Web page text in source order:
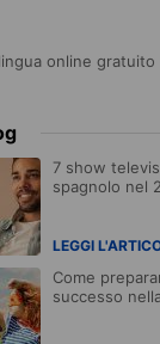
online gratuito
7 show
spagnolo nel
LEGGI
Come
successo